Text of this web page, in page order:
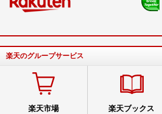
楽天のグループサービス
楽天市場 楽天ブックス